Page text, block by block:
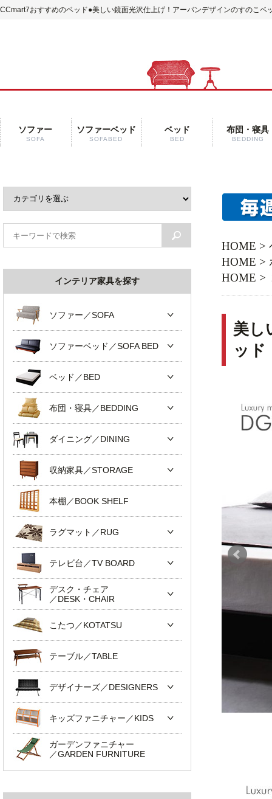
CCmart7おすすめのベッド●美しい鏡面光沢仕上げ！アーバンデザインのすのこベ
ソファー
SOFA
ソファーベッド
SOFABED
ベッド
BED
布団・寝具
BEDDING
HOME >
HOME >
HOME >
美し
ッド
インテリア家具を探す
ソファー／SOFA
ソファーベッド／SOFA BED
ベッド／BED
布団・寝具／BEDDING
ダイニング／DINING
収納家具／STORAGE
本棚／BOOK SHELF
ラグマット／RUG
テレビ台／TV BOARD
デスク・チェア
／DESK・CHAIR
こたつ／KOTATSU
テーブル／TABLE
デザイナーズ／DESIGNERS
キッズファニチャー／KIDS
ガーデンファニチャー
／GARDEN FURNITURE